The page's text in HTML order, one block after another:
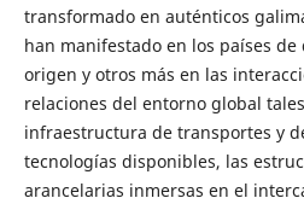
transformado en auténticos
han manifestado en los países
origen y otros más en las
relaciones del entorno global
infraestructura de transportes y
tecnologías disponibles, las
arancelarias inmersas en el